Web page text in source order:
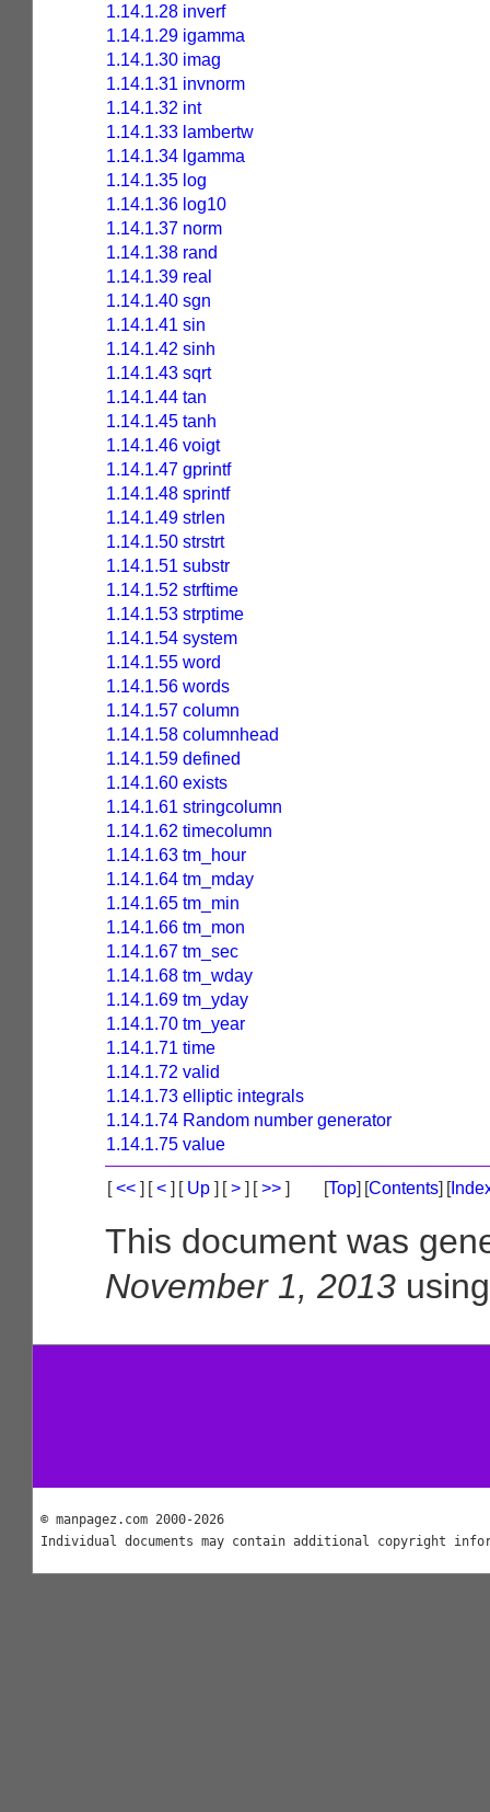
1.14.1.28 inverf
1.14.1.29 igamma
1.14.1.30 imag
1.14.1.31 invnorm
1.14.1.32 int
1.14.1.33 lambertw
1.14.1.34 lgamma
1.14.1.35 log
1.14.1.36 log10
1.14.1.37 norm
1.14.1.38 rand
1.14.1.39 real
1.14.1.40 sgn
1.14.1.41 sin
1.14.1.42 sinh
1.14.1.43 sqrt
1.14.1.44 tan
1.14.1.45 tanh
1.14.1.46 voigt
1.14.1.47 gprintf
1.14.1.48 sprintf
1.14.1.49 strlen
1.14.1.50 strstrt
1.14.1.51 substr
1.14.1.52 strftime
1.14.1.53 strptime
1.14.1.54 system
1.14.1.55 word
1.14.1.56 words
1.14.1.57 column
1.14.1.58 columnhead
1.14.1.59 defined
1.14.1.60 exists
1.14.1.61 stringcolumn
1.14.1.62 timecolumn
1.14.1.63 tm_hour
1.14.1.64 tm_mday
1.14.1.65 tm_min
1.14.1.66 tm_mon
1.14.1.67 tm_sec
1.14.1.68 tm_wday
1.14.1.69 tm_yday
1.14.1.70 tm_year
1.14.1.71 time
1.14.1.72 valid
1.14.1.73 elliptic integrals
1.14.1.74 Random number generator
1.14.1.75 value
[<< ] [< ] [Up ] [> ] [>> ] [Top] [Contents] [
This document was
November 1, 2013
© manpagez.com 2000-2026